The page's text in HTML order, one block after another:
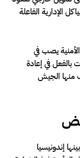
الإدارية الفاعلة
الأمنية يصب في
بالفعل في إعادة
منها الجيش
إندونيسيا